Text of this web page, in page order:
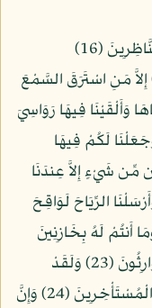
وَلَقَدْ جَعَلْنَا فِي السَّمَاء بُرُوجًا وَزَيَّنَّاهَا لِلنَّاظِرِينَ (16)
مِن كُلِّ شَيْطَانٍ رَّجِيمٍ (17) إِلاَّ مَنِ اسْتَرَقَ السَّمْعَ
مَدَدْنَاهَا وَأَلْقَيْنَا فِيهَا رَوَاسِيَ
فِيهَا مِن كُلِّ شَيْءٍ مَّوْزُونٍ (19) وَجَعَلْنَا لَكُمْ فِيهَا
لَّسْتُمْ لَهُ بِرَازِقِينَ (20) وَإِن مِّن شَيْءٍ إِلاَّ عِندَنَا
نُنَزِّلُهُ إِلاَّ بِقَدَرٍ مَّعْلُومٍ (21) وَأَرْسَلْنَا الرِّيَاحَ لَوَاقِحَ
أَنتُمْ لَهُ بِخَازِنِينَ
(22) وَإنَّا لَنَحْنُ نُحْيِي وَنُمِيتُ وَنَحْنُ الْوَارِثُونَ (23) وَلَقَدْ
عَلِمْنَا الْمُسْتَقْدِمِينَ مِنكُمْ وَلَقَدْ عَلِمْنَا الْمُسْتَأْخِرِينَ (24) وَإِنَّ